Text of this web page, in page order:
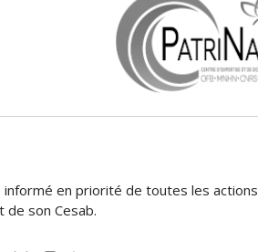
en priorité de toutes les actions
de son Cesab.